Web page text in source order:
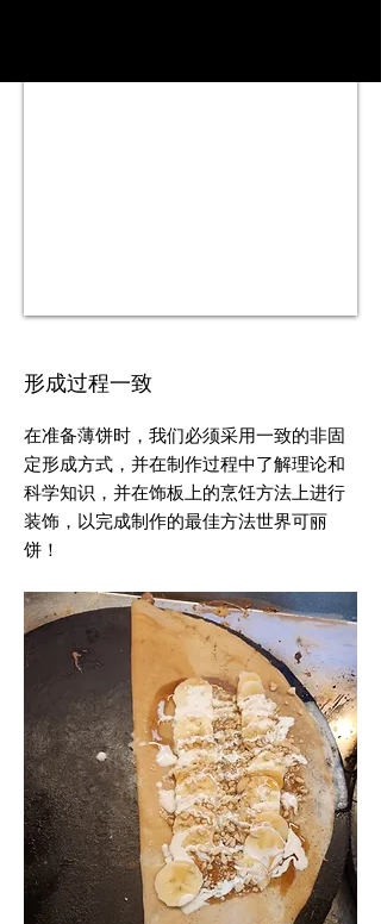
形成过程一致
在准备薄饼时，我们必须采用一致的非固
定形成方式，并在制作过程中了解理论和
科学知识，并在饰板上的烹饪方法上进行
装饰，以完成制作的最佳方法世界可丽
饼！